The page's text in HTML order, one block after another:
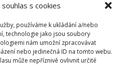
s cookies
používáme k ukládání a/nebo
technologie jako jsou soubory
nám umožní zpracovávat
nebo jedinečná ID na tomto webu.
může nepříznivě ovlivnit určité
13 14 15
20 21 22
23
27 28 29
30